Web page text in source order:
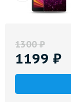
1300₽
1199 ₽